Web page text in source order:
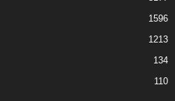
1596
1213
134
110